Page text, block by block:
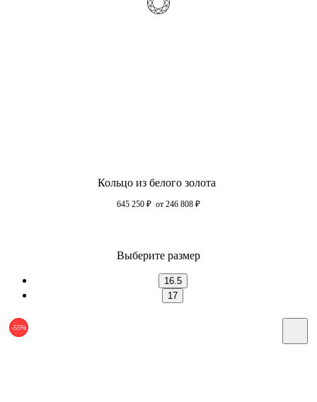
Кольцо из белого золота
645 250 ₽ от 246 808 ₽
Выберите размер
16.5
17
-55%